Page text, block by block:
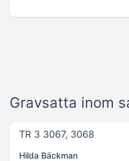
Gravsatta inom
TR 3 3067, 3068
Hilda Bäckman